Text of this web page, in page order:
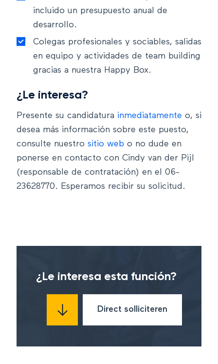
incluido un presupuesto anual de
desarrollo.
Colegas profesionales y sociables, salidas
en equipo y actividades de team building
gracias a nuestra Happy Box.
¿Le interesa?
Presente su candidatura inmediatamente o, si
desea más información sobre este puesto,
consulte nuestro sitio web o no dude en
ponerse en contacto con Cindy van der Pijl
(responsable de contratación) en el 06-
23628770. Esperamos recibir su solicitud.
¿Le interesa esta función?
Direct solliciteren